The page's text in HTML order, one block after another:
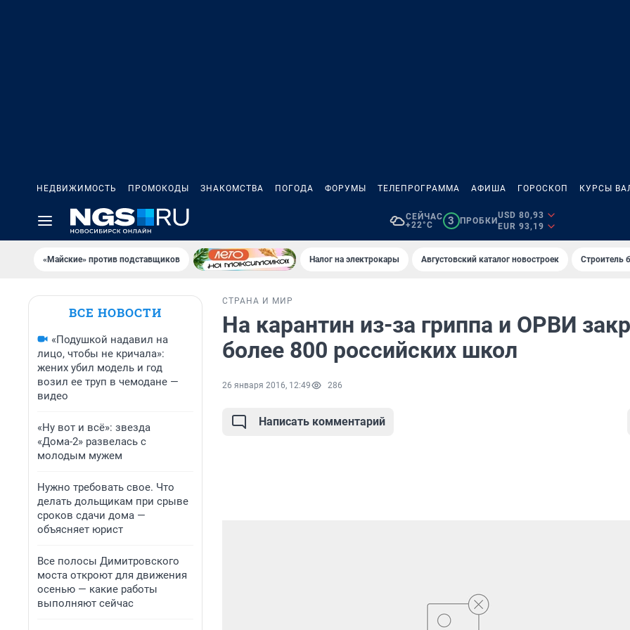
НЕДВИЖИМОСТЬ ПРОМОКОДЫ ЗНАКОМСТВА ПОГОДА ФОРУМЫ ТЕЛЕПРОГРАММА АФИША ГОРОСКОП КУРСЫ
СЕЙЧАС
+22°C
3 ПРОБКИ
USD 80,93
EUR 93,19
«Майские» против подставщиков Налог на электрокары Августовский каталог новостроек Строитель
ВСЕ НОВОСТИ
«Подушкой надавил на
лицо, чтобы не кричала»:
жених убил модель и год
возил ее труп в чемодане —
видео
«Ну вот и всё»: звезда
«Дома-2» развелась с
молодым мужем
Нужно требовать свое. Что
делать дольщикам при срыве
сроков сдачи дома —
объясняет юрист
Все полосы Димитровского
моста откроют для движения
осенью — какие работы
выполняют сейчас
СТРАНА И МИР
На карантин из-за гриппа и ОРВИ
более 800 российских школ
26 января 2016, 12:49 286
Написать комментарий